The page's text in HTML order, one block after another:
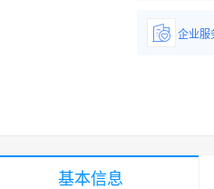
企业服
基本信息